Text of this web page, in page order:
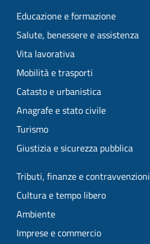
Educazione e formazione
Salute, benessere e assistenza
Vita lavorativa
Mobilità e trasporti
Catasto e urbanistica
Anagrafe e stato civile
Turismo
Giustizia e sicurezza pubblica
Tributi, finanze e contravvenzioni
Cultura e tempo libero
Ambiente
Imprese e commercio